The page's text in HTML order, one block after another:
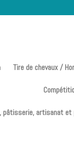
Tire de chevaux /
pâtisserie, artisanat et